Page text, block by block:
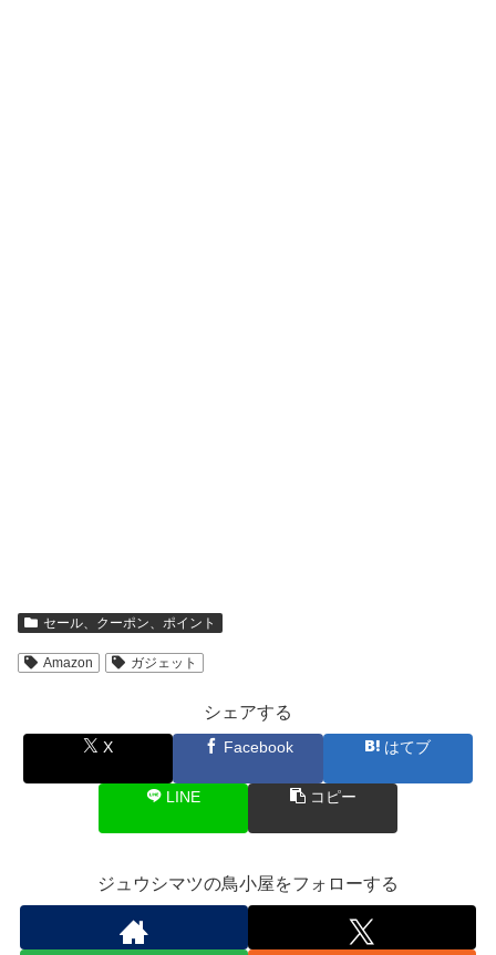
セール、クーポン、ポイント
Amazon ガジェット
シェアする
X Facebook はてブ
LINE コピー
ジュウシマツの鳥小屋をフォローする